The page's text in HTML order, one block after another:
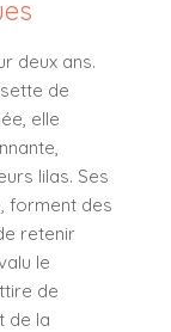
deux ans.
de
elle
lilas. Ses
forment des
retenir
le
de
de la